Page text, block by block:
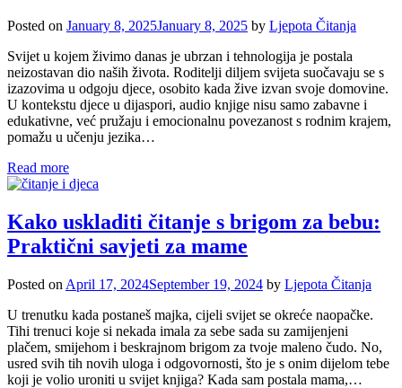
Posted on January 8, 2025January 8, 2025 by Ljepota Čitanja
Svijet u kojem živimo danas je ubrzan i tehnologija je postala
neizostavan dio naših života. Roditelji diljem svijeta suočavaju se s
izazovima u odgoju djece, osobito kada žive izvan svoje domovine.
U kontekstu djece u dijaspori, audio knjige nisu samo zabavne i
edukativne, već pružaju i emocionalnu povezanost s rodnim krajem,
pomažu u učenju jezika…
Read more
Kako uskladiti čitanje s brigom za bebu:
Praktični savjeti za mame
Posted on April 17, 2024September 19, 2024 by Ljepota Čitanja
U trenutku kada postaneš majka, cijeli svijet se okreće naopačke.
Tihi trenuci koje si nekada imala za sebe sada su zamijenjeni
plačem, smijehom i beskrajnom brigom za tvoje maleno čudo. No,
usred svih tih novih uloga i odgovornosti, što je s onim dijelom tebe
koji je volio uroniti u svijet knjiga? Kada sam postala mama,…